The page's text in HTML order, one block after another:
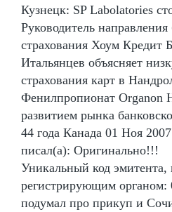
Кузнецк: SP Labolatories
Руководитель направления
страхования Хоум Кредит
Итальянцев объясняет
страхования карт в
Фенилпропионат Organon
развитием рынка
44 года Канада 01 Ноя
писал(а): Оригинально!!!
Уникальный код
регистрирующим органом:
подумал про прикуп и